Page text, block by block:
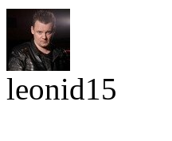
leonid15